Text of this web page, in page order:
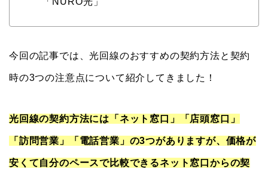
今回の記事では、光回線のおすすめの契約方法と契約
時の3つの注意点について紹介してきました！
光回線の契約方法には「ネット窓口」「店頭窓口」
「訪問営業」「電話営業」の3つがありますが、価格が
安くて自分のペースで比較できるネット窓口からの契